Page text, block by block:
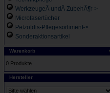
WerkzeugeÂ undÂ ZubehÃ¶r->
Microfasertücher
Petzoldts-Pflegesortiment->
Sonderaktionsartikel
Warenkorb
0 Produkte
Hersteller